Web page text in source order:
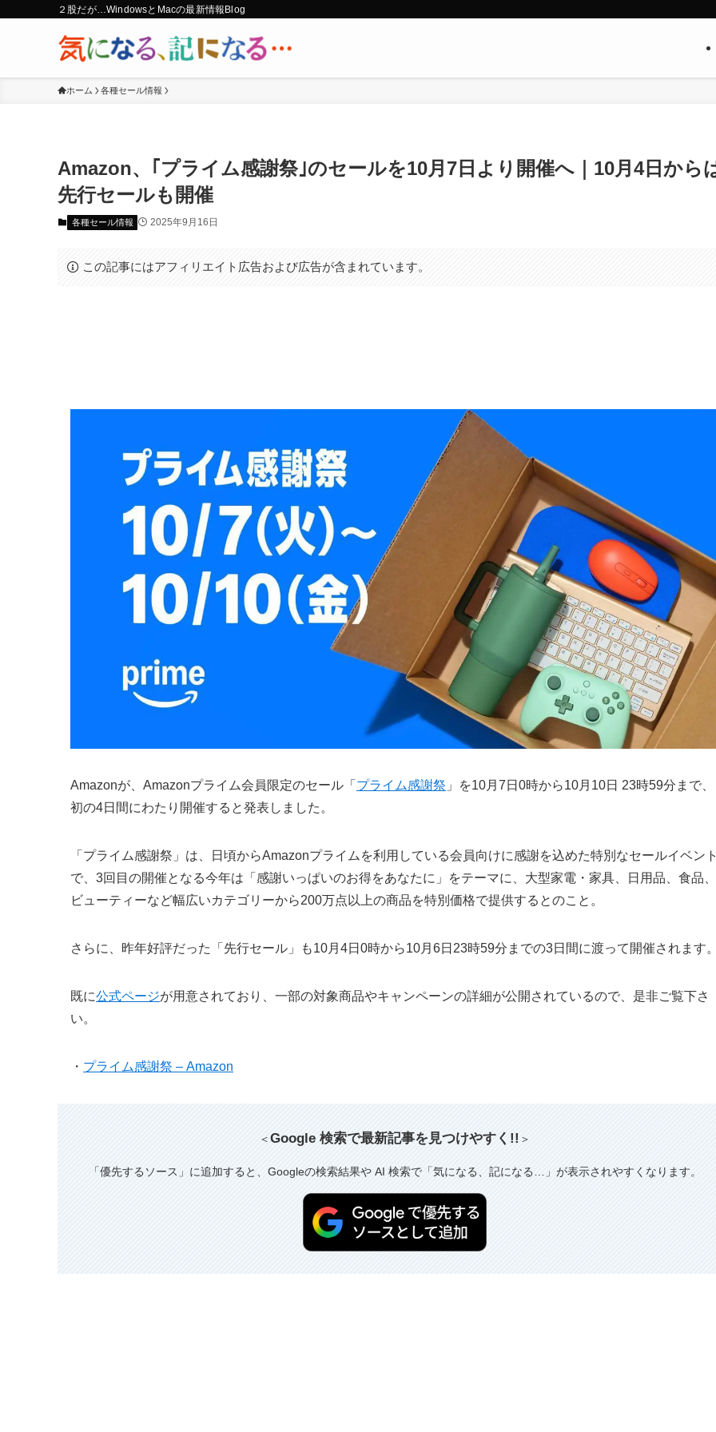
２股だが…WindowsとMacの最新情報Blog
ホーム 各種セール情報
Amazon、｢プライム感謝祭｣のセールを10月7日より開催へ｜10月4日から
先行セールも開催
各種セール情報 2025年9月16日
この記事にはアフィリエイト広告および広告が含まれています。
Amazonが、Amazonプライム会員限定のセール「 プライム感謝祭 」を10月7日0時から10月10日 23時59分まで、
初の4日間にわたり開催すると発表しました。
「プライム感謝祭」は、日頃からAmazonプライムを利用している会員向けに感謝を込めた特別なセールイベン
で、3回目の開催となる今年は「感謝いっぱいのお得をあなたに」をテーマに、大型家電・家具、日用品、食品、
ビューティーなど幅広いカテゴリーから200万点以上の商品を特別価格で提供するとのこと。
さらに、昨年好評だった「先行セール」も10月4日0時から10月6日23時59分までの3日間に渡って開催されます
既に公式ページが用意されており、一部の対象商品やキャンペーンの詳細が公開されているので、是非ご覧下さ
い。
・ プライム感謝祭 – Amazon
＜Google 検索で最新記事を見つけやすく!! ＞
「優先するソース」に追加すると、Googleの検索結果や AI 検索で「気になる、記になる…」が表示されやすくなります。